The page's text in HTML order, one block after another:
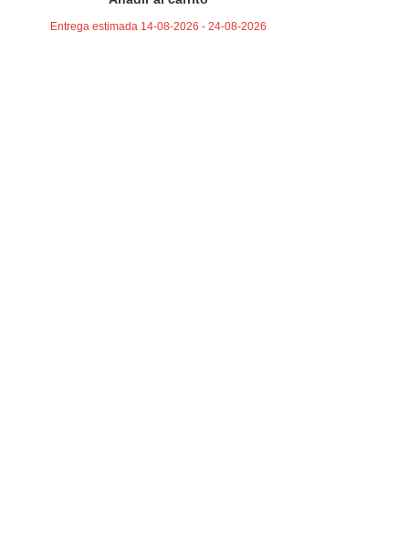
Entrega estimada 14-08-2026 - 24-08-2026